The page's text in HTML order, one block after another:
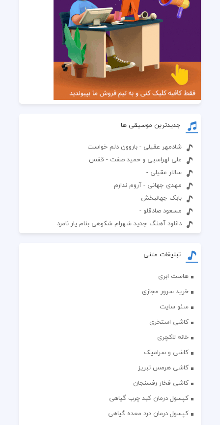
جدیدترین موسیقی ها
شادمهر عقیلی - باروون دلم خواست
علی لهراسبی و حمید صفت - قفس
سالار عقیلی -
مهدی جهانی - آروم ندارم
بابک جهانبخش -
مسعود صادقلو -
دانلود آهنگ جدید شهرام شکوهی بنام یار نامرد
تبلیغات متنی
هاست ابری
خرید سرور مجازی
سئو سایت
کاشی استخری
خانه لاکچری
کاشی و سرامیک
کاشی هرمس تبریز
کاشی فخار رفسنجان
کپسول درمان کبد چرب گیاهی
کپسول درمان درد معده گیاهی